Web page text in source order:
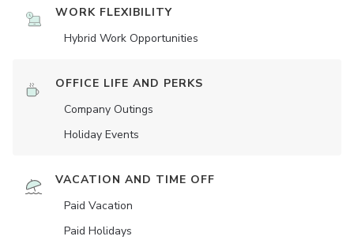
WORK FLEXIBILITY
Hybrid Work Opportunities
OFFICE LIFE AND PERKS
Company Outings
Holiday Events
VACATION AND TIME OFF
Paid Vacation
Paid Holidays